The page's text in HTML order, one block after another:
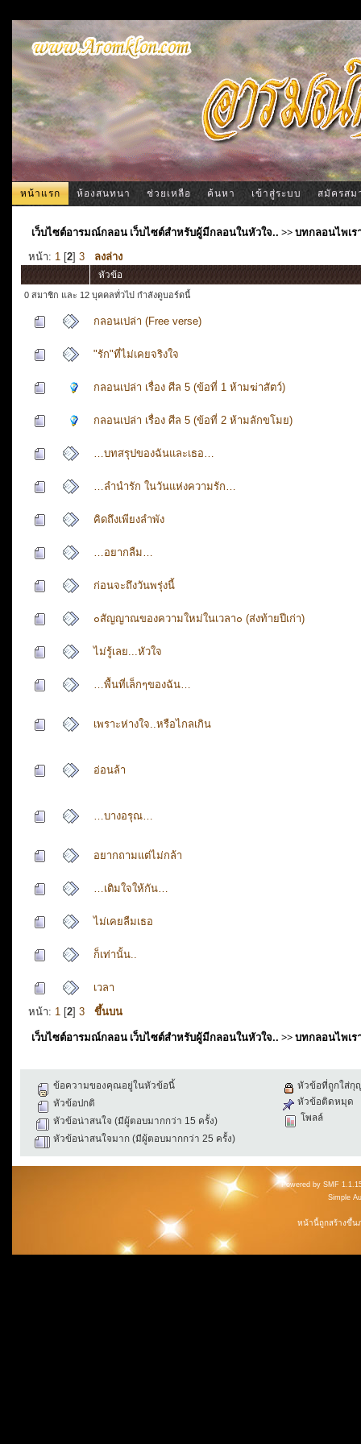
หน้าแรก ห้องสนทนา ช่วยเหลือ ค้นหา เข้าสู่ระบบ สมัครสม
เว็บไซต์อารมณ์กลอน เว็บไซต์สำหรับผู้มีกลอนในหัวใจ.. >>บทกลอนไพเร
หน้า: 1 [2] 3 ลงล่าง
หัวข้อ
0 สมาชิก และ 12 บุคคลทั่วไป กำลังดูบอร์ดนี้
กลอนเปล่า (Free verse)
"รัก"ที่ไม่เคยจริงใจ
กลอนเปล่า เรื่อง ศีล 5 (ข้อที่ 1 ห้ามฆ่าสัตว์)
กลอนเปล่า เรื่อง ศีล 5 (ข้อที่ 2 ห้ามลักขโมย)
…บทสรุปของฉันและเธอ…
…ลำนำรัก ในวันแห่งความรัก…
คิดถึงเพียงลำพัง
…อยากลืม…
ก่อนจะถึงวันพรุ่งนี้
๐สัญญาณของความใหม่ในเวลา๐ (ส่งท้ายปีเก่า)
ไม่รู้เลย...หัวใจ
…พื้นที่เล็กๆของฉัน…
เพราะห่างใจ..หรือไกลเกิน
อ่อนล้า
…บางอรุณ…
อยากถามแต่ไม่กล้า
…เติมใจให้กัน…
ไม่เคยลืมเธอ
ก็เท่านั้น..
เวลา
หน้า: 1 [2] 3 ขึ้นบน
เว็บไซต์อารมณ์กลอน เว็บไซต์สำหรับผู้มีกลอนในหัวใจ.. >>บทกลอนไพเร
ข้อความของคุณอยู่ในหัวข้อนี้
หัวข้อปกติ
หัวข้อน่าสนใจ (มีผู้ตอบมากกว่า 15 ครั้ง)
หัวข้อน่าสนใจมาก (มีผู้ตอบมากกว่า 25 ครั้ง)
หัวข้อที่ถูกใส่กุ
หัวข้อติดหมุด
โพลล์
Powered by SMF
Simple
หน้านี้ถูกสร้างขึ้น